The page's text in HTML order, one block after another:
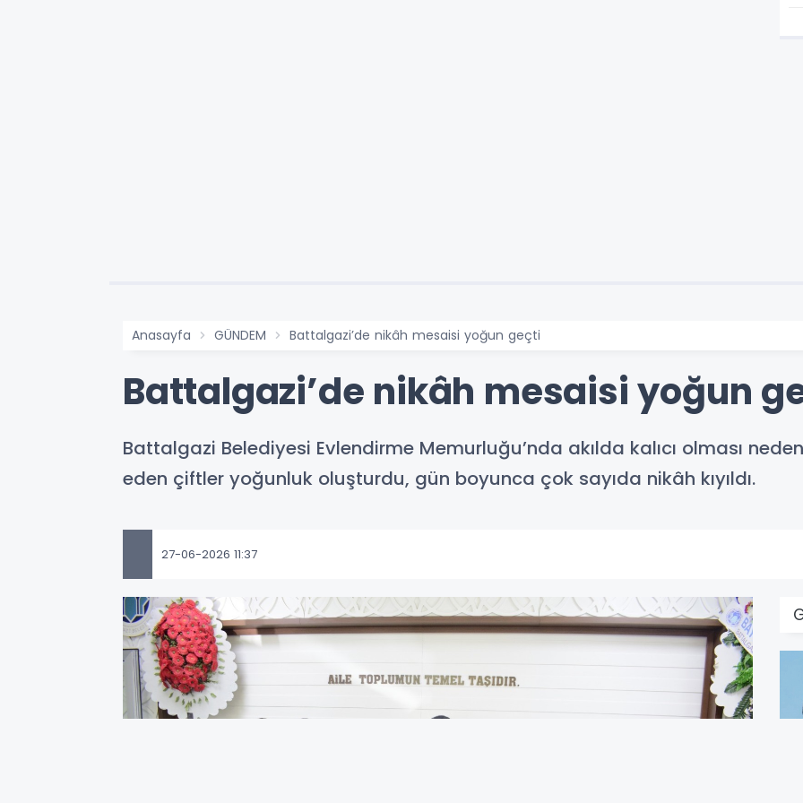
Anasayfa GÜNDEM Battalgazi’de nikâh mesaisi yoğun geçti
Battalgazi’de nikâh mesaisi yoğun
Battalgazi Belediyesi Evlendirme Memurluğu’nda akılda kalıcı olması
eden çiftler yoğunluk oluşturdu, gün boyunca çok sayıda nikâh kıyıldı.
27-06-2026 11:37